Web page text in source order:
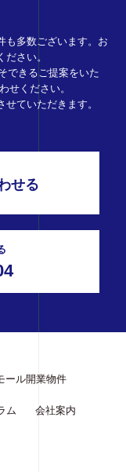
も多数ございます。お
さい。
できるご提案をいた
せください。
ていただきます。
せる
ール開業物件
ム 会社案内